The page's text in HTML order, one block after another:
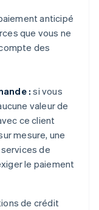
anticipé
que vous ne
des
: si vous
valeur de
ce client
mesure, une
de
le paiement
de crédit